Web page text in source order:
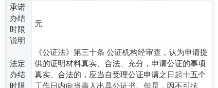
承诺
办结
时限
说明
无
法定
办结
时限
《公证法》第三十条 公证机构经审查，认为申请提
供的证明材料真实、合法、充分，申请公证的事项
真实、合法的，应当自受理公证申请之日起十五个
工作日内向当事人出具公证书。但是，因不可抗